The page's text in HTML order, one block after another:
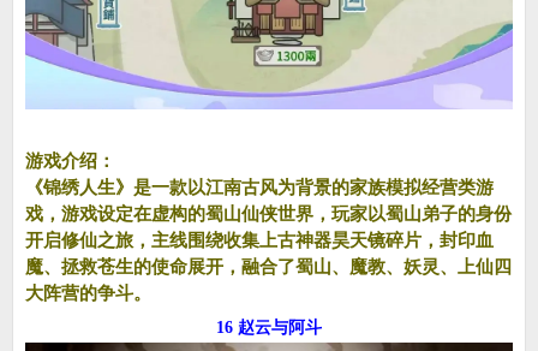
游戏介绍：
《锦绣人生》是一款以江南古风为背景的家族模拟经营类游
戏，游戏设定在虚构的蜀山仙侠世界，玩家以蜀山弟子的身份
开启修仙之旅，主线围绕收集上古神器昊天镜碎片，封印血
魔、拯救苍生的使命展开，融合了蜀山、魔教、妖灵、上仙四
大阵营的争斗。
16 赵云与阿斗